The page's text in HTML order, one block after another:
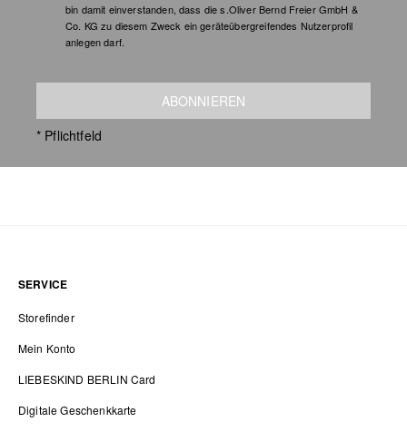
bin damit einverstanden, dass die s.Oliver Bernd Freier GmbH &
Co. KG zu diesem Zweck ein geräteübergreifendes Nutzerprofil
anlegen darf.
ABONNIEREN
* Pflichtfeld
SERVICE
Storefinder
Mein Konto
LIEBESKIND BERLIN Card
Digitale Geschenkkarte